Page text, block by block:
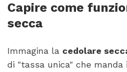
Capire come
secca
Immagina la cedolare
di "tassa unica" che manda